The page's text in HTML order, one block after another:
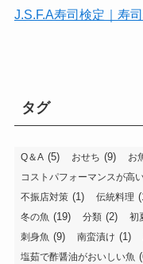
J.S.F.A寿司検定｜寿
タグ
Q＆A (5) おせち (9) お
コストパフォーマンスが高
不振店対策 (1) 伝統料理
冬の魚 (19) 分類 (2) 初
刺身魚 (9) 南蛮漬け (1)
塩茹で酢醤油がおいしい魚